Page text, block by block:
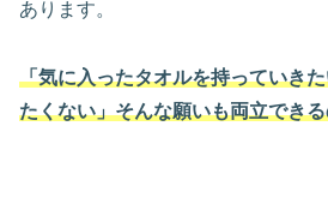
あります。
「気に入ったタオルを持っていき
たくない」そんな願いも両立でき